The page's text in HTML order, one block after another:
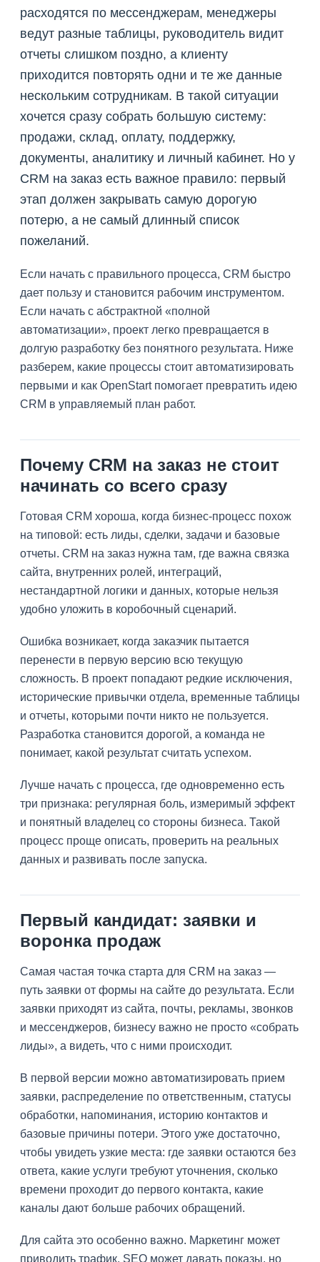
расходятся по мессенджерам, менеджеры
ведут разные таблицы, руководитель видит
отчеты слишком поздно, а клиенту
приходится повторять одни и те же данные
нескольким сотрудникам. В такой ситуации
хочется сразу собрать большую систему:
продажи, склад, оплату, поддержку,
документы, аналитику и личный кабинет. Но у
CRM на заказ есть важное правило: первый
этап должен закрывать самую дорогую
потерю, а не самый длинный список
пожеланий.
Если начать с правильного процесса, CRM быстро
дает пользу и становится рабочим инструментом.
Если начать с абстрактной «полной
автоматизации», проект легко превращается в
долгую разработку без понятного результата. Ниже
разберем, какие процессы стоит автоматизировать
первыми и как OpenStart помогает превратить идею
CRM в управляемый план работ.
Почему CRM на заказ не стоит
начинать со всего сразу
Готовая CRM хороша, когда бизнес-процесс похож
на типовой: есть лиды, сделки, задачи и базовые
отчеты. CRM на заказ нужна там, где важна связка
сайта, внутренних ролей, интеграций,
нестандартной логики и данных, которые нельзя
удобно уложить в коробочный сценарий.
Ошибка возникает, когда заказчик пытается
перенести в первую версию всю текущую
сложность. В проект попадают редкие исключения,
исторические привычки отдела, временные таблицы
и отчеты, которыми почти никто не пользуется.
Разработка становится дорогой, а команда не
понимает, какой результат считать успехом.
Лучше начать с процесса, где одновременно есть
три признака: регулярная боль, измеримый эффект
и понятный владелец со стороны бизнеса. Такой
процесс проще описать, проверить на реальных
данных и развивать после запуска.
Первый кандидат: заявки и
воронка продаж
Самая частая точка старта для CRM на заказ —
путь заявки от формы на сайте до результата. Если
заявки приходят из сайта, почты, рекламы, звонков
и мессенджеров, бизнесу важно не просто «собрать
лиды», а видеть, что с ними происходит.
В первой версии можно автоматизировать прием
заявки, распределение по ответственным, статусы
обработки, напоминания, историю контактов и
базовые причины потери. Этого уже достаточно,
чтобы увидеть узкие места: где заявки остаются без
ответа, какие услуги требуют уточнения, сколько
времени проходит до первого контакта, какие
каналы дают больше рабочих обращений.
Для сайта это особенно важно. Маркетинг может
приводить трафик, SEO может давать показы, но